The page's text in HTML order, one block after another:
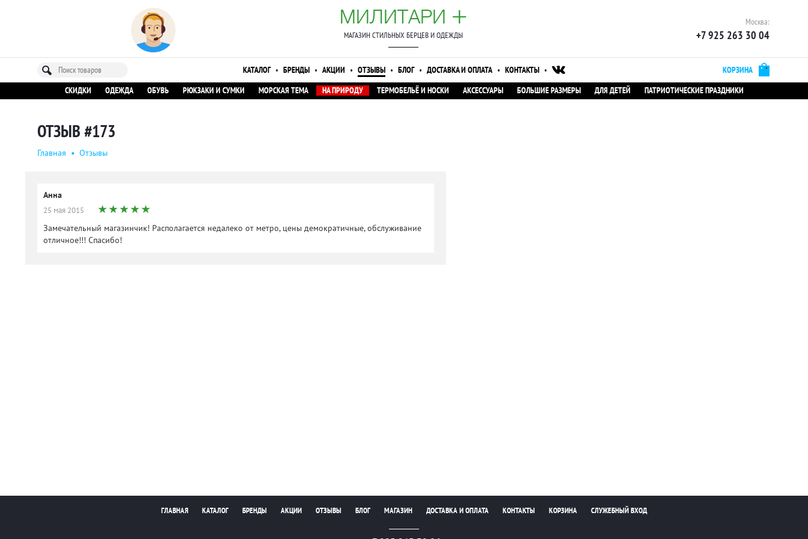
МИЛИТАРИ +
МАГАЗИН СТИЛЬНЫХ БЕРЦЕВ И ОДЕЖДЫ
Москва:
+7 925 263 30 04
КАТАЛОГ • БРЕНДЫ • АКЦИИ • ОТЗЫВЫ • БЛОГ • ДОСТАВКА И ОПЛАТА • КОНТАКТЫ •
КОРЗИНА
СКИДКИ
ОДЕЖДА ОБУВЬ РЮКЗАКИ И СУМКИ МОРСКАЯ ТЕМА НА ПРИРОДУ ТЕРМОБЕЛЬЁ И НОСКИ АКСЕССУАРЫ БОЛЬШИЕ РАЗМЕРЫ ДЛЯ ДЕТЕЙ ПАТРИОТИЧЕСКИЕ ПРАЗДНИКИ
ОТЗЫВ #173
Главная • Oтзывы
Анна
25 мая 2015
Замечательный магазинчик! Располагается недалеко от метро, цены демократичные, обслуживание
отличное!!! Спасибо!
ГЛАВНАЯ КАТАЛОГ БРЕНДЫ АКЦИИ ОТЗЫВЫ БЛОГ МАГАЗИН ДОСТАВКА И ОПЛАТА КОНТАКТЫ КОРЗИНА СЛУЖЕБНЫЙ ВХОД